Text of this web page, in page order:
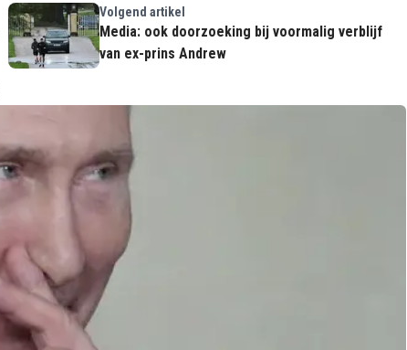
Volgend artikel
Media: ook doorzoeking bij voormalig verblijf
van ex-prins Andrew